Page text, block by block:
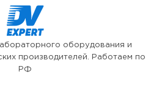
оборудования и
производителей. Работаем по
РФ